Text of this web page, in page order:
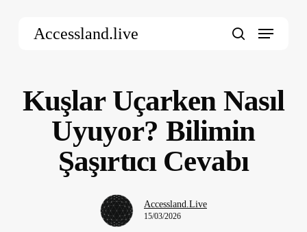
Accessland.live Menu
Kuşlar Uçarken Nasıl
Uyuyor? Bilimin
Şaşırtıcı Cevabı
Accessland.Live
15/03/2026